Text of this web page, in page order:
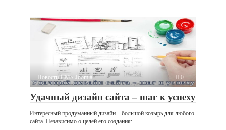
Новости CMS Joomla 0
Удачный дизайн сайта – шаг к успеху
Интересный продуманный дизайн – большой козырь для любого
сайта. Независимо о целей его создания: